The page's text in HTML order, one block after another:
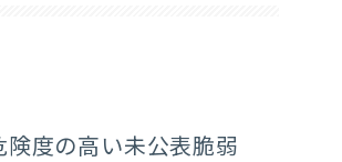
度の高い未公表脆弱